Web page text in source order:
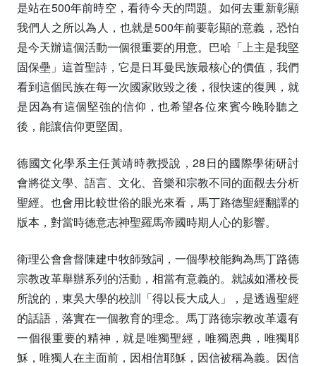
是站在500年前時空，看待今天的問題。如何去重新彰顯
我們人之所以為人，也就是500年前要彰顯的意義，恐怕
是今天辦這個活動一個很重要的用意。巴哈「上主是我堅
固保壘」這首聖詩，它是日耳曼民族最核心的價值，我們
看到這個民族在每一次國家敗毀之後，很快速的復興，就
是因為有這個堅強的信仰，也希望各位來賓今晚聆聽之
後，能讓信仰更堅固。
德國文化學系主任黃靖時教授說，28日的國際學術研討
會將從文學、語言、文化、音樂和宗教不同的面觀去分析
聖經。也會用比較世俗的眼光來看，馬丁路德聖經翻譯的
版本，對當時德意志神聖羅馬帝國時期人心的影響。
衛理公會會督陳建中牧師致詞，一個學校能夠為馬丁路德
宗教改革舉辦系列的活動，相當有意義的。就誠如潘校長
所說的，東吳大學的校訓「得以長大成人」，是透過聖經
的話語，落實在一個教育的理念。馬丁路德宗教改革還有
一個很重要的精神，就是唯獨聖經，唯獨恩典，唯獨耶
穌，唯獨人在主面前，因相信耶穌，因信被稱為義。因信